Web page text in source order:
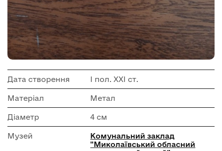
Дата створення І пол. ХХІ ст.
Матеріал Метал
Діаметр 4 см
Музей
Комунальний заклад
"Миколаївський обласний